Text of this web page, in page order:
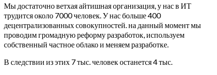
Мы достаточно ветхая айтишная организация, у нас в ИТ
трудится около 7000 человек. У нас больше 400
децентрализованных совокупностей. на данный момент мы
проводим громадную реформу разработок, используем
собственный частное облако и меняем разработке.
В следствии из этих 7 тыс. человек останется 4 тыс.